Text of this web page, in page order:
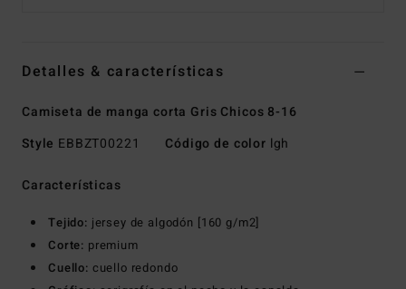
Detalles & características
Camiseta de manga corta Gris Chicos 8-16
Style EBBZT00221 Código de color lgh
Características
Tejido: jersey de algodón [160 g/m2]
Corte: premium
Cuello: cuello redondo